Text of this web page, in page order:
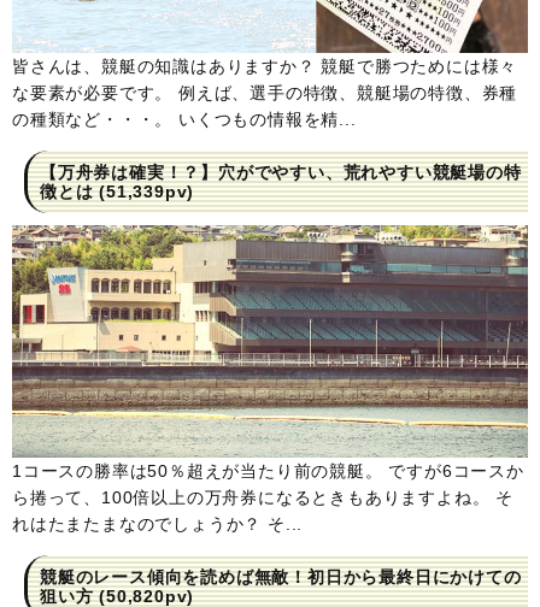
皆さんは、競艇の知識はありますか？ 競艇で勝つためには様々
な要素が必要です。 例えば、選手の特徴、競艇場の特徴、券種
の種類など・・・。 いくつもの情報を精...
【万舟券は確実！？】穴がでやすい、荒れやすい競艇場の特
徴とは(51,339pv)
1コースの勝率は50％超えが当たり前の競艇。 ですが6コースか
ら捲って、100倍以上の万舟券になるときもありますよね。 そ
れはたまたまなのでしょうか？ そ...
競艇のレース傾向を読めば無敵！初日から最終日にかけての
狙い方(50,820pv)